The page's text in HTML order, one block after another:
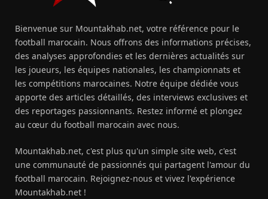
Bienvenue sur Mountakhab.net, votre référence pour le
football marocain. Nous offrons des informations précises,
des analyses approfondies et les dernières actualités sur
les joueurs, les équipes nationales, les championnats et
les compétitions marocaines. Notre équipe dédiée vous
apporte des articles détaillés, des interviews exclusives et
des reportages passionnants. Restez informé et plongez
au cœur du football marocain avec nous.
Mountakhab.net, c'est plus qu'un simple site web, c'est
une communauté de passionnés qui partagent l'amour du
football marocain. Rejoignez-nous et vivez l'expérience
Mountakhab.net !